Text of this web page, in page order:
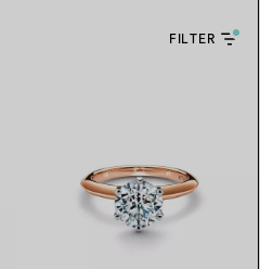
FILTER